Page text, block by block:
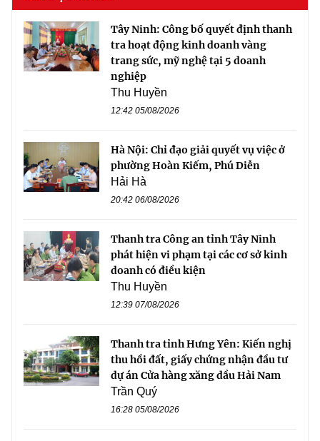
Tây Ninh: Công bố quyết định thanh
tra hoạt động kinh doanh vàng
trang sức, mỹ nghệ tại 5 doanh
nghiệp
Thu Huyền
12:42 05/08/2026
Hà Nội: Chỉ đạo giải quyết vụ việc ở
phường Hoàn Kiếm, Phú Diễn
Hải Hà
20:42 06/08/2026
Thanh tra Công an tỉnh Tây Ninh
phát hiện vi phạm tại các cơ sở kinh
doanh có điều kiện
Thu Huyền
12:39 07/08/2026
Thanh tra tỉnh Hưng Yên: Kiến nghị
thu hồi đất, giấy chứng nhận đầu tư
dự án Cửa hàng xăng dầu Hải Nam
Trần Quý
16:28 05/08/2026